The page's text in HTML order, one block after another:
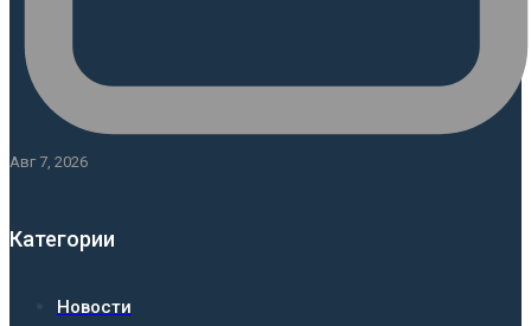
Авг 7, 2026
Категории
Новости